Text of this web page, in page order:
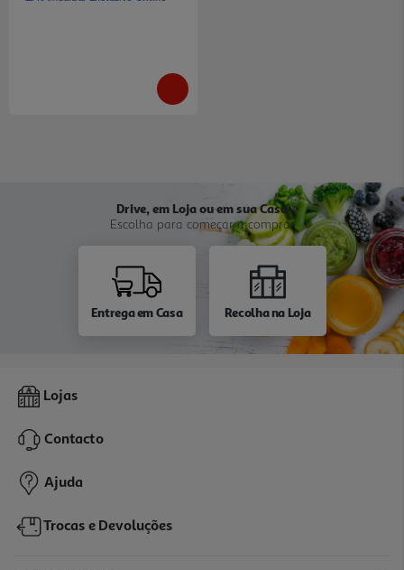
Drive, em Loja ou em sua Casa
Escolha para começar a comprar
Entrega em Casa Recolha na Loja
Lojas
Contacto
Ajuda
Trocas e Devoluções